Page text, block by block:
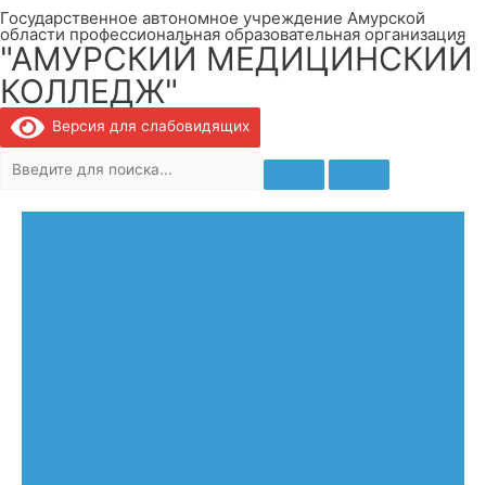
Государственное автономное учреждение Амурской
области профессиональная образовательная организация
"АМУРСКИЙ МЕДИЦИНСКИЙ
КОЛЛЕДЖ"
Версия для слабовидящих